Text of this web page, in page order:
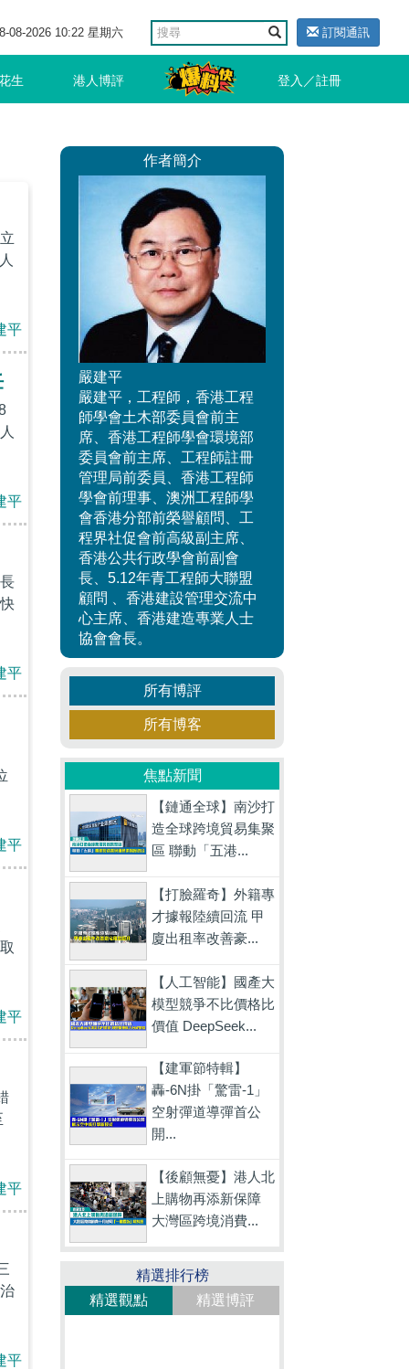
08-2026 10:22 星期六 訂閱通訊
生 港人博評 登入／註冊
平
平
平
平
平
平
平
作者簡介
嚴建平
嚴建平，工程師，香港工程
師學會土木部委員會前主
席、香港工程師學會環境部
委員會前主席、工程師註冊
管理局前委員、香港工程師
學會前理事、澳洲工程師學
會香港分部前榮譽顧問、工
程界社促會前高級副主席、
香港公共行政學會前副會
長、5.12年青工程師大聯盟
顧問 、香港建設管理交流中
心主席、香港建造專業人士
協會會長。
所有博評
所有博客
焦點新聞
【鏈通全球】南沙打
造全球跨境貿易集聚
區 聯動「五港...
【打臉羅奇】外籍專
才據報陸續回流 甲
廈出租率改善豪...
【人工智能】國產大
模型競爭不比價格比
價值 DeepSeek...
【建軍節特輯】
轟-6N掛「驚雷-1」
空射彈道導彈首公
開...
【後顧無憂】港人北
上購物再添新保障
大灣區跨境消費...
精選排行榜
精選觀點
精選博評